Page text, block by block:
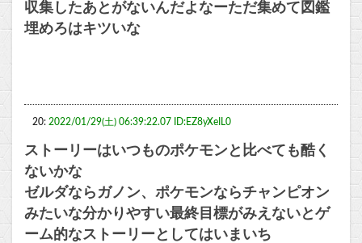
収集したあとがないんだよなーただ集めて図鑑
埋めろはキツいな
20: 2022/01/29(土) 06:39:22.07 ID:EZ8yXeIL0
ストーリーはいつものポケモンと比べても酷く
ないかな
ゼルダならガノン、ポケモンならチャンピオン
みたいな分かりやすい最終目標がみえないとゲ
ーム的なストーリーとしてはいまいち